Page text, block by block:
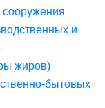
и
жиров)
бытовых